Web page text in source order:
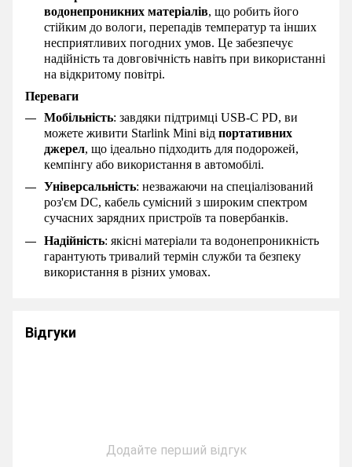
водонепроникних матеріалів, що робить його
стійким до вологи, перепадів температур та інших
несприятливих погодних умов. Це забезпечує
надійність та довговічність навіть при використанні
на відкритому повітрі.
Переваги
Мобільність: завдяки підтримці USB-C PD, ви
можете живити Starlink Mini від портативних
джерел, що ідеально підходить для подорожей,
кемпінгу або використання в автомобілі.
Універсальність: незважаючи на спеціалізований
роз'єм DC, кабель сумісний з широким спектром
сучасних зарядних пристроїв та повербанків.
Надійність: якісні матеріали та водонепроникність
гарантують тривалий термін служби та безпеку
використання в різних умовах.
Відгуки
Додайте перший відгук